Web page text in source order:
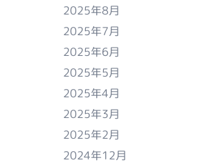
2025年8月
2025年7月
2025年6月
2025年5月
2025年4月
2025年3月
2025年2月
2024年12月